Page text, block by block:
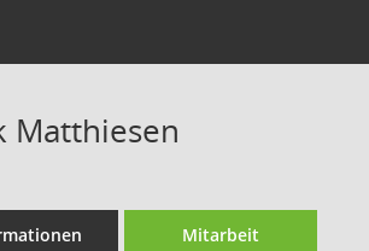
Matthiesen
Mitarbeit